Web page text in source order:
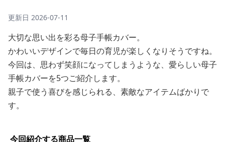
更新日 2026-07-11
大切な思い出を彩る母子手帳カバー。
かわいいデザインで毎日の育児が楽しくなりそうですね。
今回は、思わず笑顔になってしまうような、愛らしい母子
手帳カバーを5つご紹介します。
親子で使う喜びを感じられる、素敵なアイテムばかりで
す。
今回紹介する商品一覧